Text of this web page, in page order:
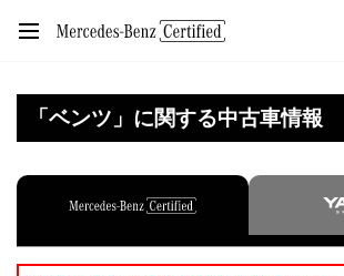
「ベンツ」に関する中古車情報